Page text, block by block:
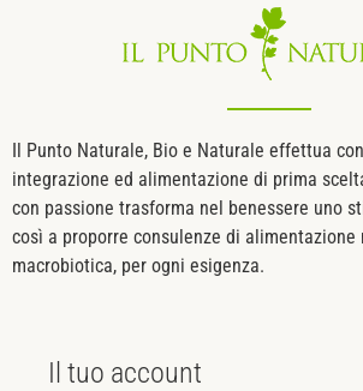
Il Punto Naturale, Bio e Naturale effettua
integrazione ed alimentazione di prima
con passione trasforma nel benessere uno
così a proporre consulenze di alimentazione
macrobiotica, per ogni esigenza.
Il tuo account